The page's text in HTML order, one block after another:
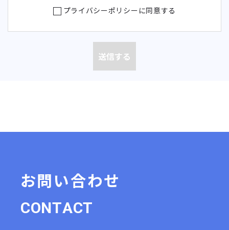
取引先
員の情
当社が提供するサービス及びそれ
に関連する情報に関するアンケー
び契約の履行
お問い合わせ等への対応
教育訓練・人材育成
人事考課、表彰・懲戒等の手続
入社、退職、異動に関する手続
給与、賞与、退職金、企業年金等
プライバシーポリシーに同意する
お問い合わせ
CONTACT